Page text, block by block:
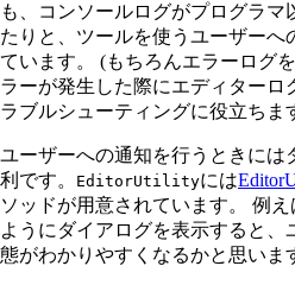
も、コンソールログがプログラマ
たりと、ツールを使うユーザーへ
ています。 (もちろんエラーログ
ラーが発生した際にエディターロ
ラブルシューティングに役立ちま
ユーザーへの通知を行うときには
利です。
EditorUtilityには
ソッドが用意されています。 例
ようにダイアログを表示すると、
態がわかりやすくなるかと思いま